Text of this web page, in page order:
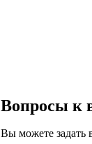
Вопросы к
Вы можете задать